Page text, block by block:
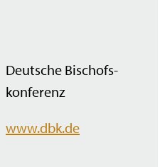
Deutsche Bischofs­
konferenz
www.dbk.de